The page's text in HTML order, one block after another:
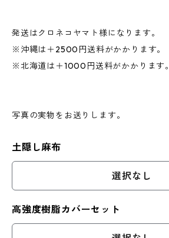
発送はクロネコヤマト様になります。
※沖縄は＋2500円送料がかかります。
※北海道は＋1000円送料がかかります。
写真の実物をお送りします。
土隠し麻布
選択なし
高強度樹脂カバーセット